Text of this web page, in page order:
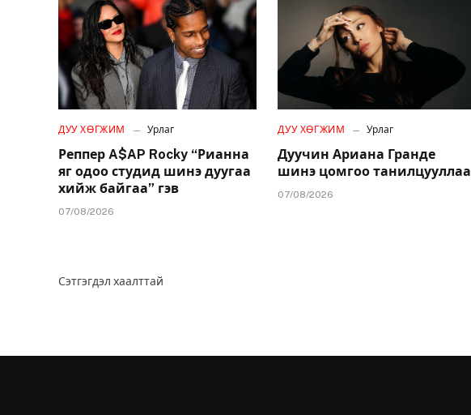
ДУУ ХӨГЖИМ Урлаг
Реппер A$AP Rocky “Рианна
яг одоо студид шинэ дуугаа
хийж байгаа” гэв
07/08/2026
ДУУ ХӨГЖИМ Урлаг
Дуучин Ариана Гранде
шинэ цомгоо танилцууллаа
07/08/2026
Сэтгэгдэл хаалттай